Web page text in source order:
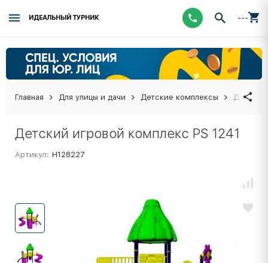
ИДЕАЛЬНЫЙ ТУРНИК ---
Главная Для улицы и дачи Детские комплексы
Детский игровой комплекс PS 1241
Артикул: Н128227